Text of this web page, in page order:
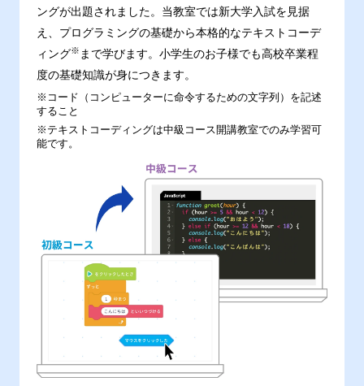
ングが出題されました。当教室では新大学入試を見据
え、プログラミングの基礎から本格的なテキストコーデ
ィング※ まで学びます。小学生のお子様でも高校卒業程
度の基礎知識が身につきます。
※コード（コンピューターに命令するための文字列）を記述
すること
※テキストコーディングは中級コース開講教室でのみ学習可
能です。